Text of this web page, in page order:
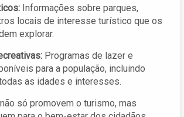
Informações sobre parques,
locais de interesse turístico que os
explorar.
Programas de lazer e
para a população, incluindo
as idades e interesses.
só promovem o turismo, mas